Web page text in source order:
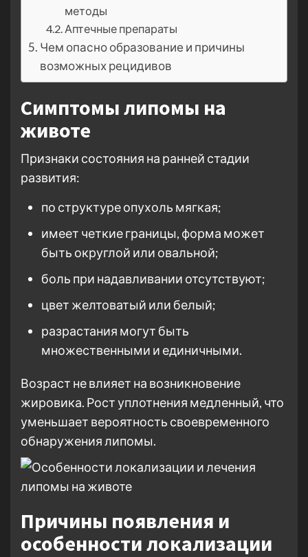
методы
Аптечные препараты
Чем опасно образование и причины
возможных рецидивов
Симптомы липомы на
животе
Признаки состояния на ранней стадии
развития:
по структуре опухоль мягкая;
имеет четкие границы, форма может
быть округлой или овальной;
боль при надавливании отсутствуют;
цвет желтоватый или белый;
разрастания могут быть
множественными и единичными.
Возраст не влияет на возникновение
жировика. Рост уплотнения медленный, что
уменьшает вероятность своевременного
обнаружения липомы.
Причины появления и
особенности локализации